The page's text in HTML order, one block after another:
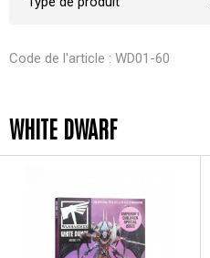
Code de l'article : WD01-60
WHITE DWARF